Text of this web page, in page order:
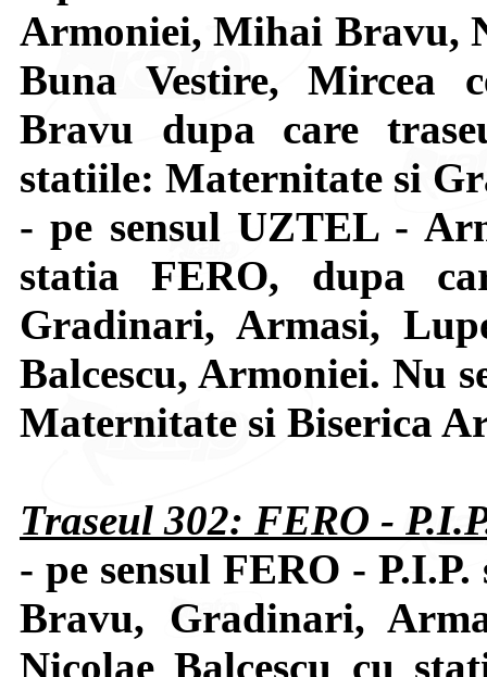
Armoniei, Mihai Bravu,
Buna Vestire, Mircea
Bravu dupa care
statiile: Maternitate si
- pe sensul UZTEL -
statia FERO, dupa
Gradinari, Armasi,
Balcescu, Armoniei. Nu
Maternitate si Biserica
Traseul 302: FERO -
- pe sensul FERO -
Bravu, Gradinari,
Nicolae Balcescu cu